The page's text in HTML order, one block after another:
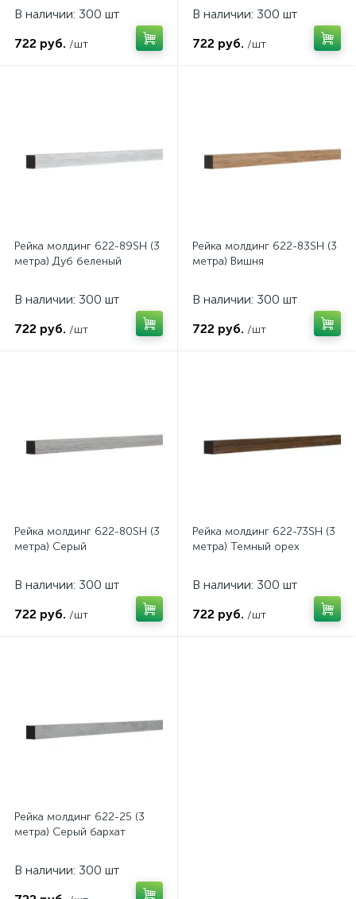
В наличии: 300 шт
722 руб. /шт
В наличии: 300 шт
722 руб. /шт
Рейка молдинг 622-89SH (3
метра) Дуб беленый
В наличии: 300 шт
722 руб. /шт
Рейка молдинг 622-83SH (3
метра) Вишня
В наличии: 300 шт
722 руб. /шт
Рейка молдинг 622-80SH (3
метра) Серый
В наличии: 300 шт
722 руб. /шт
Рейка молдинг 622-73SH (3
метра) Темный орех
В наличии: 300 шт
722 руб. /шт
Рейка молдинг 622-25 (3
метра) Серый бархат
В наличии: 300 шт